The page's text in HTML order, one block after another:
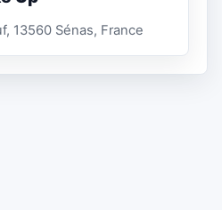
13560 Sénas, France